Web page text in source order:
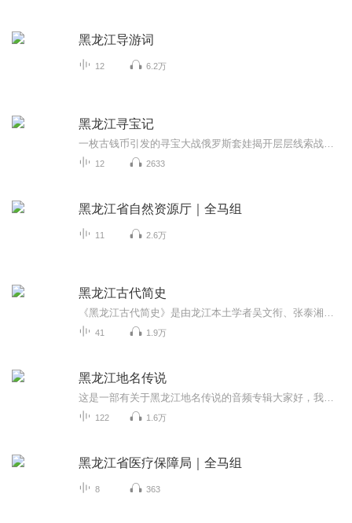
黑龙江导游词
12 6.2万
黑龙江寻宝记
12 2633
黑龙江省自然资源厅｜全马组
11 2.6万
黑龙江古代简史
41 1.9万
黑龙江地名传说
122 1.6万
黑龙江省医疗保障局｜全马组
8 363